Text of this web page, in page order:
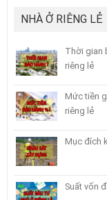
NHÀ Ở RIÊNG LẺ
Thời gian
riêng lẻ
Mức tiền
riêng lẻ
Mục đích
Suất vốn